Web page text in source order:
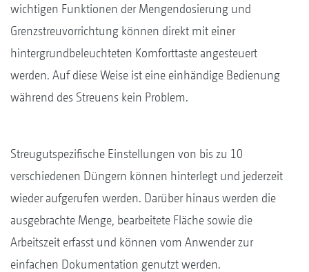
wichtigen Funktionen der Mengendosierung und
Grenzstreuvorrichtung können direkt mit einer
hintergrundbeleuchteten Komforttaste angesteuert
werden. Auf diese Weise ist eine einhändige Bedienung
während des Streuens kein Problem.
Streugutspezifische Einstellungen von bis zu 10
verschiedenen Düngern können hinterlegt und jederzeit
wieder aufgerufen werden. Darüber hinaus werden die
ausgebrachte Menge, bearbeitete Fläche sowie die
Arbeitszeit erfasst und können vom Anwender zur
einfachen Dokumentation genutzt werden.